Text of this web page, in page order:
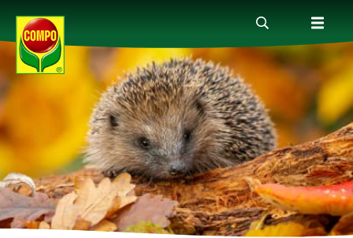
Thema's